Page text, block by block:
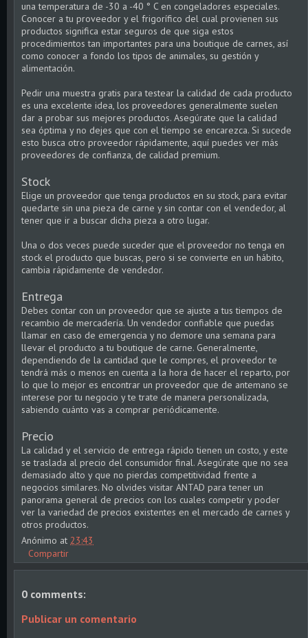
una temperatura de -30 a -40 ° C en congeladores especiales.
Conocer a tu proveedor y el frigorífico del cual provienen sus
productos significa estar seguros de que siga estos
procedimientos tan importantes para una boutique de carnes, así
como conocer a fondo los tipos de animales, su gestión y
alimentación.
Pedir una muestra gratis para testear la calidad de cada producto
es una excelente idea, los proveedores generalmente suelen
dar a probar sus mejores productos. Asegúrate que la calidad
sea óptima y no dejes que con el tiempo se encarezca. Si sucede
esto busca otro proveedor rápidamente, aquí puedes ver más
proveedores de confianza, de calidad premium.
Stock
Elige un proveedor que tenga productos en su stock, para evitar
quedarte sin una pieza de carne y sin contar con el vendedor, al
tener que ir a buscar dicha pieza a otro lugar.
Una o dos veces puede suceder que el proveedor no tenga en
stock el producto que buscas, pero si se convierte en un hábito,
cambia rápidamente de vendedor.
Entrega
Debes contar con un proveedor que se ajuste a tus tiempos de
recambio de mercadería. Un vendedor confiable que puedas
llamar en caso de emergencia y no demore una semana para
llevar el producto a tu boutique de carne. Generalmente,
dependiendo de la cantidad que le compres, el proveedor te
tendrá más o menos en cuenta a la hora de hacer el reparto, por
lo que lo mejor es encontrar un proveedor que de antemano se
interese por tu negocio y te trate de manera personalizada,
sabiendo cuánto vas a comprar periódicamente.
Precio
La calidad y el servicio de entrega rápido tienen un costo, y este
se traslada al precio del consumidor final. Asegúrate que no sea
demasiado alto y que no pierdas competitividad frente a
negocios similares. No olvides visitar ANTAD para tener un
panorama general de precios con los cuales competir y poder
ver la variedad de precios existentes en el mercado de carnes y
otros productos.
Anónimo at 23:43
Compartir
0 comments:
Publicar un comentario